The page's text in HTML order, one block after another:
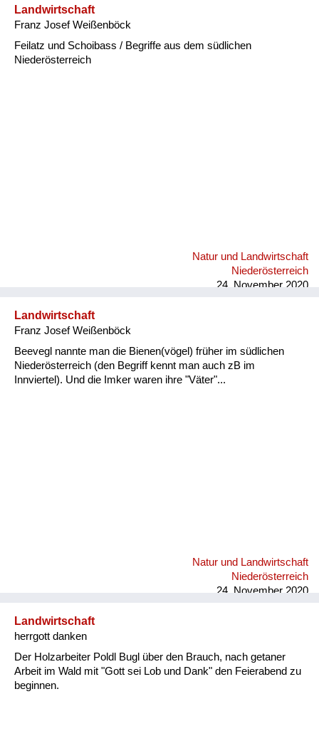
Landwirtschaft
Franz Josef Weißenböck
Feilatz und Schoibass / Begriffe aus dem südlichen
Niederösterreich
Natur und Landwirtschaft
Niederösterreich
24. November 2020
Landwirtschaft
Franz Josef Weißenböck
Beevegl nannte man die Bienen(vögel) früher im südlichen
Niederösterreich (den Begriff kennt man auch zB im
Innviertel). Und die Imker waren ihre "Väter"...
Natur und Landwirtschaft
Niederösterreich
24. November 2020
Landwirtschaft
herrgott danken
Der Holzarbeiter Poldl Bugl über den Brauch, nach getaner
Arbeit im Wald mit "Gott sei Lob und Dank" den Feierabend zu
beginnen.